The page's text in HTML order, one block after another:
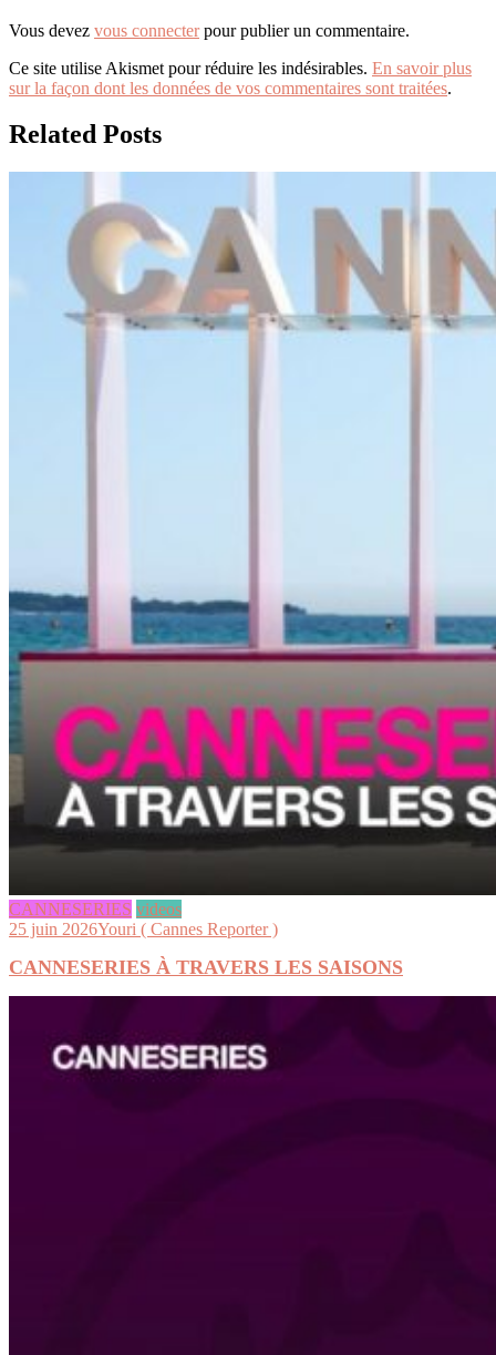
Vous devez vous connecterpour publier un commentaire.
Ce site utilise Akismet pour réduire les indésirables. En savoir plus
sur la façon dont les données de vos commentaires sont traitées.
Related Posts
CANNESERIES videos
25 juin 2026Youri ( Cannes Reporter )
CANNESERIES À TRAVERS LES SAISONS